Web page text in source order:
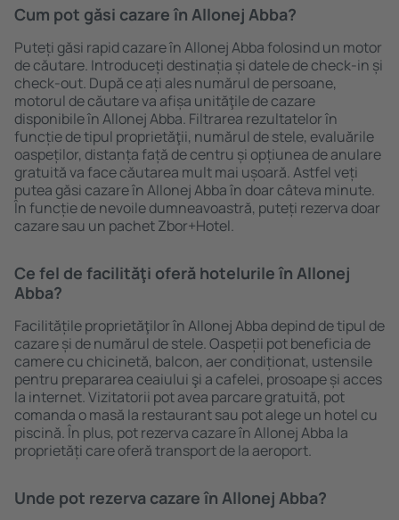
Cum pot găsi cazare în Allonej Abba?
Puteți găsi rapid cazare în Allonej Abba folosind un motor
de căutare. Introduceți destinația și datele de check-in și
check-out. După ce ați ales numărul de persoane,
motorul de căutare va afișa unităţile de cazare
disponibile în Allonej Abba. Filtrarea rezultatelor în
funcție de tipul proprietăţii, numărul de stele, evaluările
oaspeților, distanța față de centru și opțiunea de anulare
gratuită va face căutarea mult mai ușoară. Astfel veți
putea găsi cazare în Allonej Abba în doar câteva minute.
În funcție de nevoile dumneavoastră, puteți rezerva doar
cazare sau un pachet Zbor+Hotel.
Ce fel de facilităţi oferă hotelurile în Allonej
Abba?
Facilitățile proprietăţilor în Allonej Abba depind de tipul de
cazare și de numărul de stele. Oaspeții pot beneficia de
camere cu chicinetă, balcon, aer condiționat, ustensile
pentru prepararea ceaiului şi a cafelei, prosoape și acces
la internet. Vizitatorii pot avea parcare gratuită, pot
comanda o masă la restaurant sau pot alege un hotel cu
piscină. În plus, pot rezerva cazare în Allonej Abba la
proprietăți care oferă transport de la aeroport.
Unde pot rezerva cazare în Allonej Abba?